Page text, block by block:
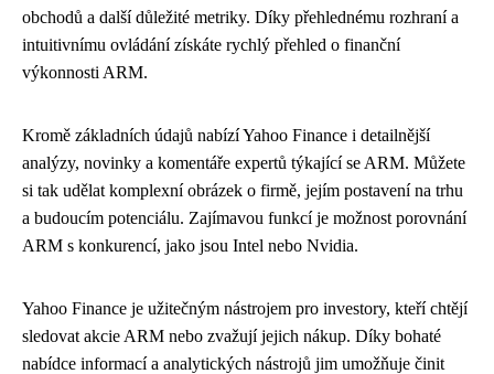
obchodů a další důležité metriky. Díky přehlednému rozhraní a
intuitivnímu ovládání získáte rychlý přehled o finanční
výkonnosti ARM.
Kromě základních údajů nabízí Yahoo Finance i detailnější
analýzy, novinky a komentáře expertů týkající se ARM. Můžete
si tak udělat komplexní obrázek o firmě, jejím postavení na trhu
a budoucím potenciálu. Zajímavou funkcí je možnost porovnání
ARM s konkurencí, jako jsou Intel nebo Nvidia.
Yahoo Finance je užitečným nástrojem pro investory, kteří chtějí
sledovat akcie ARM nebo zvažují jejich nákup. Díky bohaté
nabídce informací a analytických nástrojů jim umožňuje činit